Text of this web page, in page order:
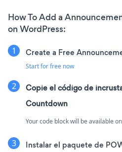
How To Add a
on WordPress:
Create a Free
Start for free now
Copie el código de
Countdown
Your code block will be available
Instalar el paquete de